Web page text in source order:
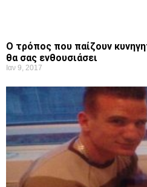
Ο τρόπος που παίζουν
θα σας ενθουσιάσει
Ιαν 9, 2017